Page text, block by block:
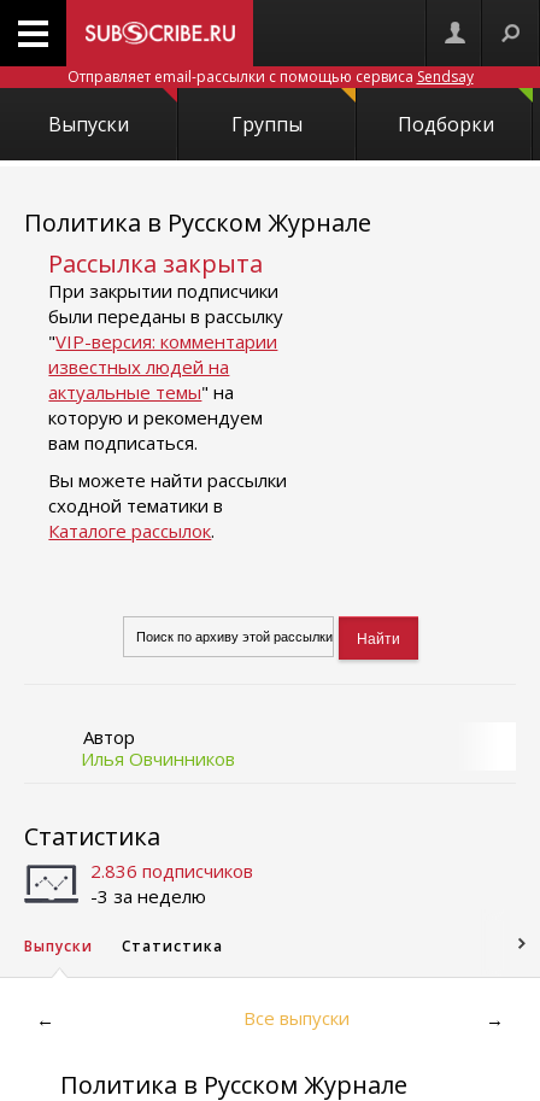
Отправляет email-рассылки с помощью сервиса Sendsay
Выпуски Группы Подборки
Политика в Русском Журнале
Рассылка закрыта
При закрытии подписчики
были переданы в рассылку
"VIP-версия: комментарии
известных людей на
актуальные темы" на
которую и рекомендуем
вам подписаться.
Вы можете найти рассылки
сходной тематики в
Каталоге рассылок.
Автор
Илья Овчинников
Статистика
2.836 подписчиков
-3 за неделю
Выпуски Статистика
← Все выпуски →
Политика в Русском Журнале